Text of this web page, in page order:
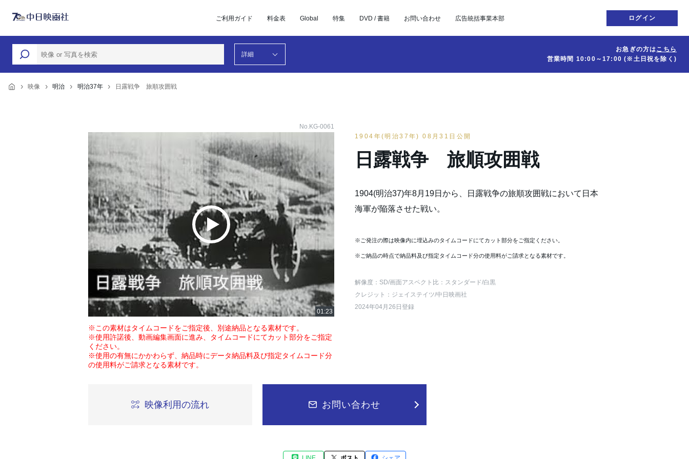
ご利用ガイド 料金表 Global 特集 DVD / 書籍 お問い合わせ 広告統括事業本部 ログイン
詳細
お急ぎの方はこちら
営業時間 10:00～17:00(※土日祝を除く)
映像 明治 明治37年 日露戦争 旅順攻囲戦
No.KG-0061
※この素材はタイムコードをご指定後、別途納品となる素材です。
※使用許諾後、動画編集画面に進み、タイムコードにてカット部分をご指定
ください。
※使用の有無にかかわらず、納品時にデータ納品料及び指定タイムコード分
の使用料がご請求となる素材です。
1904年(明治37年) 08月31日公開
日露戦争 旅順攻囲戦
1904(明治37)年8月19日から、日露戦争の旅順攻囲戦において日本
海軍が陥落させた戦い。
※ご発注の際は映像内に埋込みのタイムコードにてカット部分をご指定ください。
※ご納品の時点で納品料及び指定タイムコード分の使用料がご請求となる素材です。
解像度：SD/画面アスペクト比：スタンダード/白黒
クレジット：ジェイステイツ/中日映画社
2024年04月26日登録
映像利用の流れ お問い合わせ